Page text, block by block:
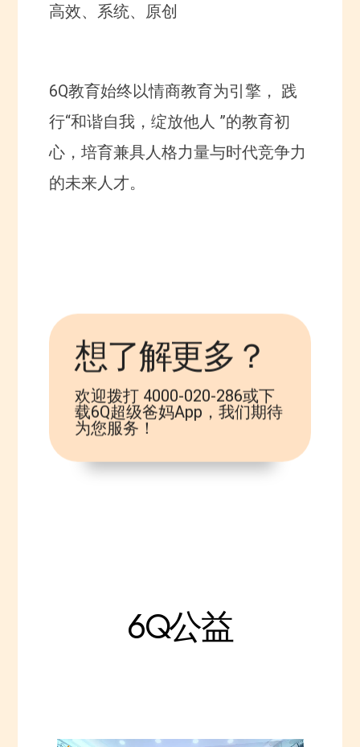
⾼效、系统、原创
6Q教育始终以情商教育为引擎， 践
⾏“和谐⾃我，绽放他⼈ ”的教育初
⼼，培育兼具⼈格⼒量与时代竞争⼒
的未来⼈才。
想了解更多？
欢迎拨打 4000-020-286或下
载6Q超级爸妈App，我们期待
为您服务！
6Q公益